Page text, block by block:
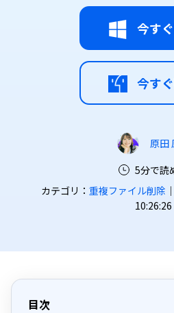
今す
今す
原田
5分で読
カテゴリ： 重複ファイル削除
10:26:26
目次